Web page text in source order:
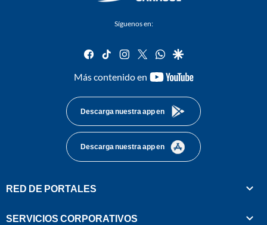
Síguenos en:
facebook
tiktok instagram
twitterwhatsapp
google
Más contenido en
youtube-
Descarga nuestra app en
Descarga nuestra app en
RED DE PORTALES
SERVICIOS CORPORATIVOS